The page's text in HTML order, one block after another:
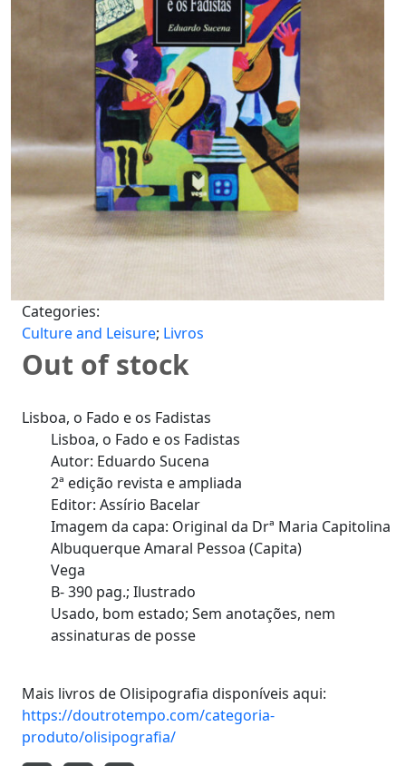
Categories:
Culture and Leisure; Livros
Out of stock
Lisboa, o Fado e os Fadistas
Lisboa, o Fado e os Fadistas
Autor: Eduardo Sucena
2ª edição revista e ampliada
Editor: Assírio Bacelar
Imagem da capa: Original da Drª Maria Capitolina
Albuquerque Amaral Pessoa (Capita)
Vega
B- 390 pag.; Ilustrado
Usado, bom estado; Sem anotações, nem
assinaturas de posse
Mais livros de Olisipografia disponíveis aqui:
https://doutrotempo.com/categoria-
produto/olisipografia/